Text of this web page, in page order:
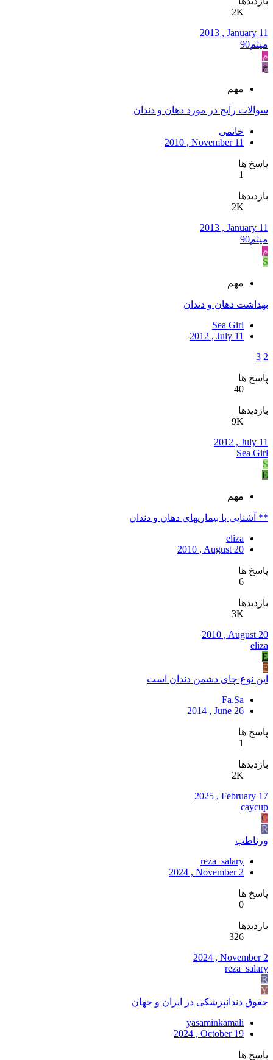
2K
2013 , January 11
میثم90
م
خ
مهم
سوالات رایج در مورد دهان و دندان
خانمی
2010 , November 11
پاسخ ها
1
بازدیدها
2K
2013 , January 11
میثم90
م
S
مهم
بهداشت دهان و دندان
Sea Girl
2012 , July 11
2
3
پاسخ ها
40
بازدیدها
9K
2012 , July 11
Sea Girl
S
E
مهم
** آشنایی با بیماریهای دهان و دندان
eliza
2010 , August 20
پاسخ ها
6
بازدیدها
3K
2010 , August 20
eliza
E
F
این نوع چای دشمن دندان است
Fa.Sa
2014 , June 26
پاسخ ها
1
بازدیدها
2K
2025 , February 17
caycup
C
R
ورناطب
reza_salary
2024 , November 2
پاسخ ها
0
بازدیدها
326
2024 , November 2
reza_salary
R
Y
حقوق دندانپزشکی در ایران و جهان
yasaminkamali
2024 , October 19
پاسخ ها